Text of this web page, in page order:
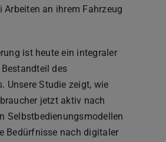
Arbeiten an ihrem Fahrzeug
ist heute ein integraler
des
Unsere Studie zeigt, wie
jetzt aktiv nach
Selbstbedienungsmodellen
Bedürfnisse nach digitaler